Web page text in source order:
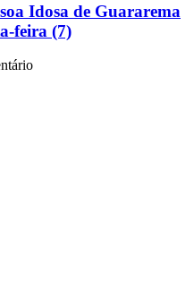
Idosa de Guararema
feira (7)